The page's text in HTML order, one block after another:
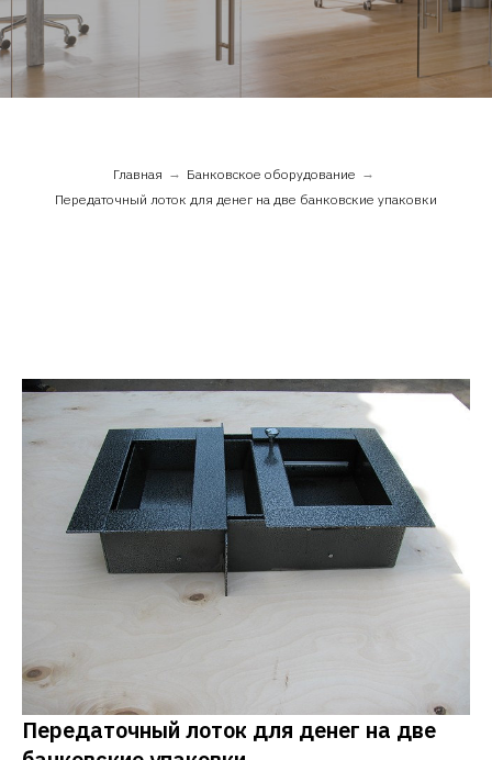
Главная → Банковское оборудование →
Передаточный лоток для денег на две банковские упаковки
Передаточный лоток для денег на две